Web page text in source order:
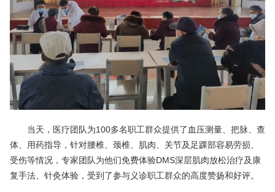
当天，医疗团队为100多名职工群众提供了血压测量、把脉、查
体、用药指导，针对腰椎、颈椎、肌肉、关节及足踝部容易劳损、
受伤等情况，专家团队为他们免费体验DMS深层肌肉放松治疗及康
复手法、针灸体验，受到了参与义诊职工群众的高度赞扬和好评。